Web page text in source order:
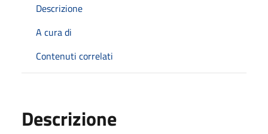
Descrizione
A cura di
Contenuti correlati
Descrizione